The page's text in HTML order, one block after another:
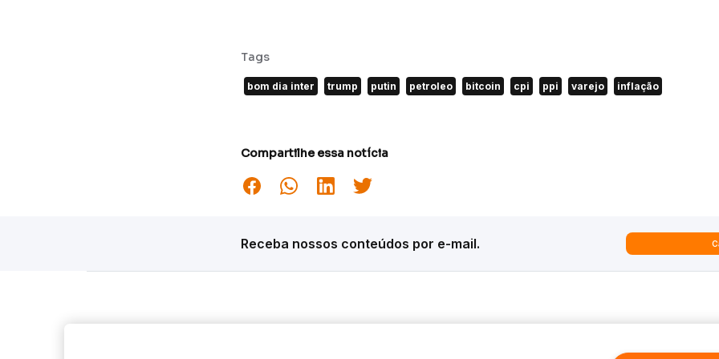
Tags
bom dia inter trump putin petroleo bitcoin cpi ppi varejo inflação
Compartilhe essa notícia
Receba nossos conteúdos por e-mail.
Inter Strategy